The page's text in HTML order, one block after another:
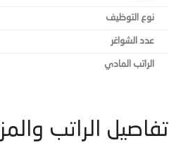
نوع التوظيف
عدد الشواغر
الراتب المادي
تفاصيل الراتب